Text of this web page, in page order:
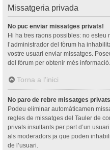
Missatgeria privada
No puc enviar missatges privats!
Hi ha tres raons possibles: no esteu
l’administrador del fòrum ha
vostre usuari enviar missatges.
del fòrum per obtenir més informació.
Torna a l’inici
No paro de rebre missatges
Podeu eliminar automàticamen
regles de missatges del Tauler de
privats insultants per part d’un
als moderadors ja que poden
de l’usuari.